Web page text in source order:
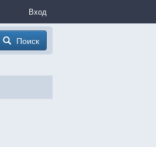
Вход
Поиск